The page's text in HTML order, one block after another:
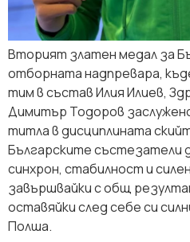
Вторият златен медал за
отборната надпревара,
тим в състав Илия Илиев,
Димитър Тодоров
титла в дисциплината
Българските състезатели
синхрон, стабилност и
завършвайки с общ
оставяйки след себе си
Полша.